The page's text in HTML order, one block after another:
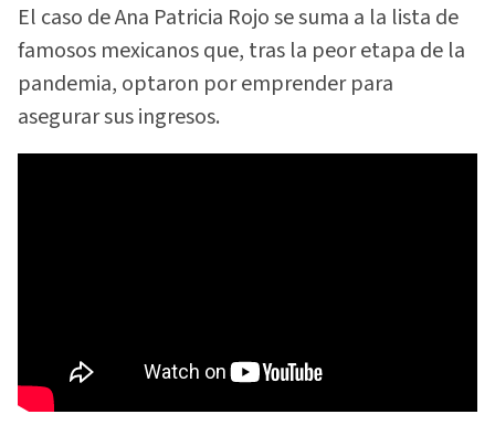
El caso de Ana Patricia Rojo se suma a la lista de
famosos mexicanos que, tras la peor etapa de la
pandemia, optaron por emprender para
asegurar sus ingresos.